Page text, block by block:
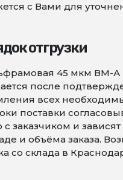
с Вами для
отгрузки
45 мкм ВМ-А
после
всех
поставки
заказчиком и зависят
и объёма заказа.
со склада в